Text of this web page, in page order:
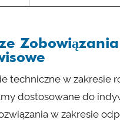
Zobowiązania
techniczne w zakresie
dostosowane do
w zakresie